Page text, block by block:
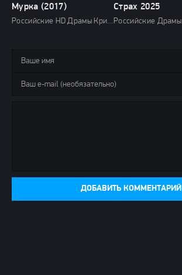
Мурка (2017)
Российские HD Драмы Криминал История Приключения 2017 Первый канал
Страх 2025
ДОБАВИТЬ КОММЕНТАРИЙ